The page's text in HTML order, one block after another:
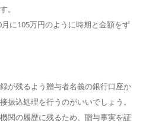
。
に105万円のように時期と金額をず
が残るよう贈与者名義の銀行口座か
振込処理を行うのがいいでしょう。
関の履歴に残るため、贈与事実を証